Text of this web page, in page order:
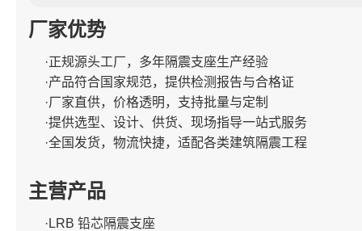
厂家优势
·正规源头工厂，多年隔震支座生产经验
·产品符合国家规范，提供检测报告与合格证
·厂家直供，价格透明，支持批量与定制
·提供选型、设计、供货、现场指导一站式服务
·全国发货，物流快捷，适配各类建筑隔震工程
主营产品
·LRB 铅芯隔震支座